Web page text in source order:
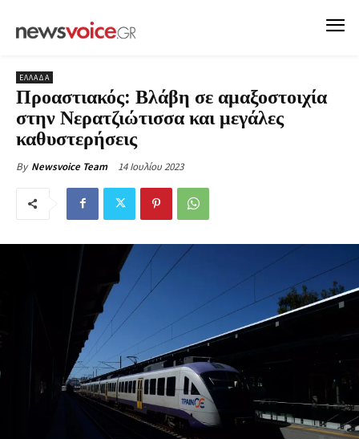
ΕΛΛΑΔΑ
Προαστιακός: Βλάβη σε αμαξοστοιχία
στην Νερατζιώτισσα και μεγάλες
καθυστερήσεις
By Newsvoice Team 14 Ιουλίου 2023